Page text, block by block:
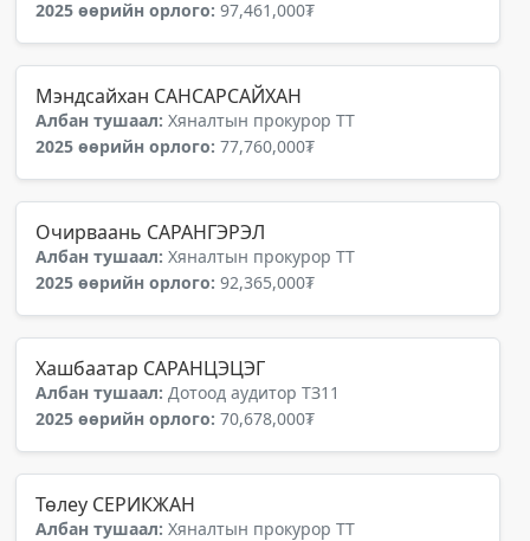
2025 өөрийн орлого: 97,461,000₮
Мэндсайхан САНСАРСАЙХАН
Албан тушаал: Хяналтын прокурор ТТ
2025 өөрийн орлого: 77,760,000₮
Очирваань САРАНГЭРЭЛ
Албан тушаал: Хяналтын прокурор ТТ
2025 өөрийн орлого: 92,365,000₮
Хашбаатар САРАНЦЭЦЭГ
Албан тушаал: Дотоод аудитор ТЗ11
2025 өөрийн орлого: 70,678,000₮
Төлеу СЕРИКЖАН
Албан тушаал: Хяналтын прокурор ТТ